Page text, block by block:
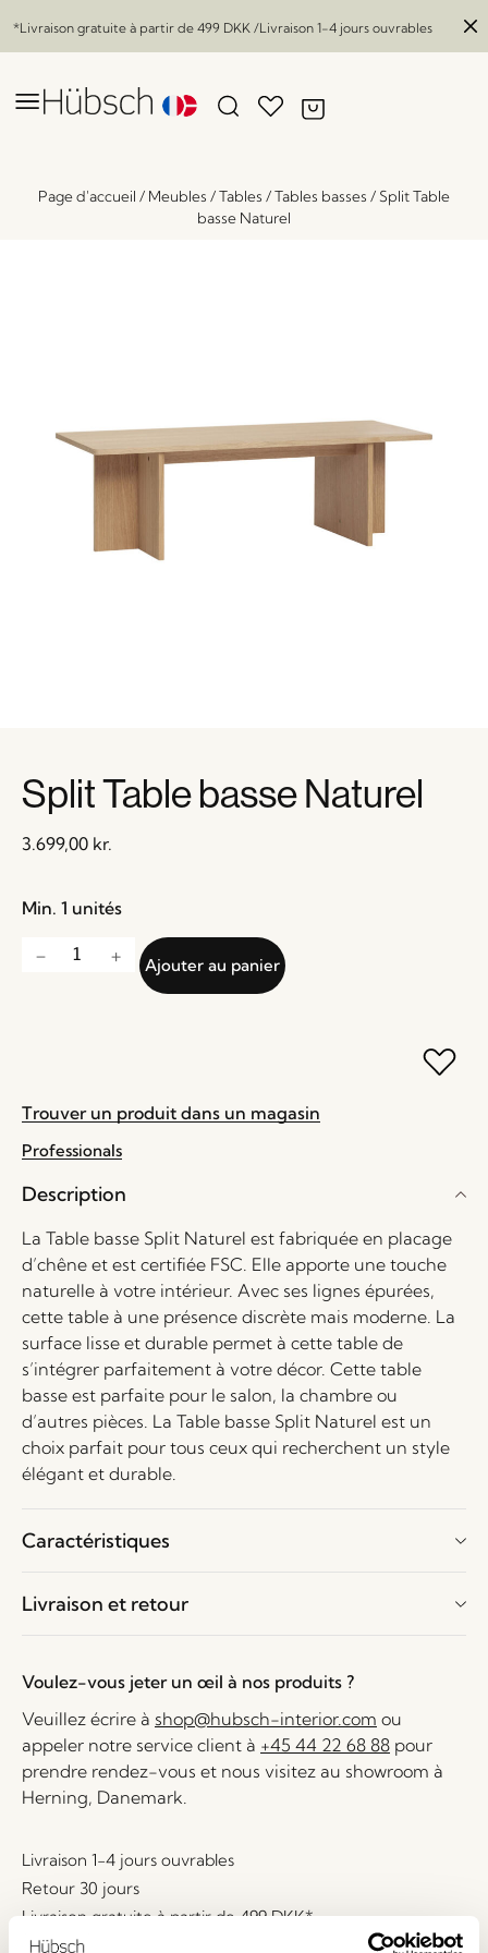
*Livraison gratuite à partir de 499 DKK /Livraison 1-4 jours ouvrables
Page d'accueil / Meubles /Tables /Tables basses / Split Table
basse Naturel
Split Table basse Naturel
3.699,00 kr.
Min. 1 unités
Ajouter au panier
Trouver un produit dans un magasin
Professionals
Description
La Table basse Split Naturel est fabriquée en placage
d’chêne et est certifiée FSC. Elle apporte une touche
naturelle à votre intérieur. Avec ses lignes épurées,
cette table à une présence discrète mais moderne. La
surface lisse et durable permet à cette table de
s’intégrer parfaitement à votre décor. Cette table
basse est parfaite pour le salon, la chambre ou
d’autres pièces. La Table basse Split Naturel est un
choix parfait pour tous ceux qui recherchent un style
élégant et durable.
Caractéristiques
Livraison et retour
Voulez-vous jeter un œil à nos produits ?
Veuillez écrire à shop@hubsch-interior.com ou
appeler notre service client à +45 44 22 68 88 pour
prendre rendez-vous et nous visitez au showroom à
Herning, Danemark.
Livraison 1-4 jours ouvrables
Retour 30 jours
Livraison gratuite à partir de499 DKK*